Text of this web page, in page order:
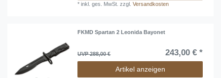
*inkl. ges. MwSt. zzgl.Versandkosten
FKMD Spartan 2 Leonida Bayonet
UVP 288,00 € 243,00 € *
Artikel anzeigen